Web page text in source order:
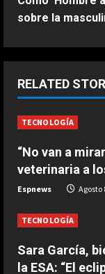
i
n
u
e
R
e
a
d
i
sobre la
RELATED
TECNOLOGÍA
“No van a
veterinaria a
Espnews Agosto
TECNOLOGÍA
Sara García,
la ESA: “El